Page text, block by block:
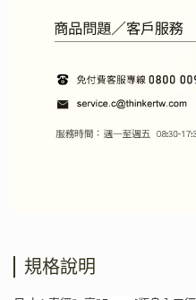
規格說明